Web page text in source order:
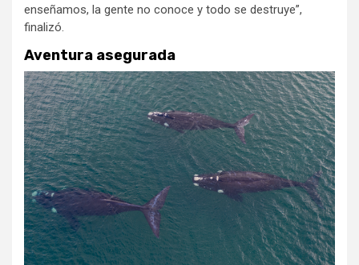
enseñamos, la gente no conoce y todo se destruye”,
finalizó.
Aventura asegurada